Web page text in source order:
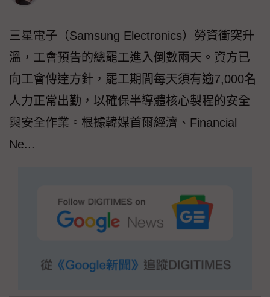
三星電子（Samsung Electronics）勞資衝突升
溫，工會預告的總罷工進入倒數兩天。資方已
向工會傳達方針，罷工期間每天須有逾7,000名
人力正常出勤，以確保半導體核心製程的安全
與安全作業。根據韓媒首爾經濟、Financial
Ne...